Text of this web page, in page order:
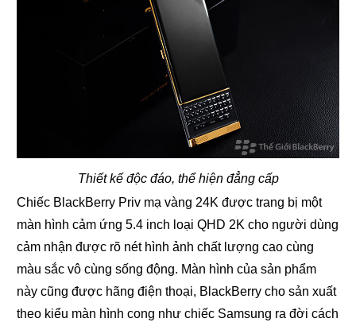
Thiết kế độc đáo, thể hiện đẳng cấp
Chiếc BlackBerry Priv mạ vàng 24K được trang bị một
màn hình cảm ứng 5.4 inch loại QHD 2K cho người dùng
cảm nhận được rõ nét hình ảnh chất lượng cao cùng
màu sắc vô cùng sống động. Màn hình của sản phẩm
này cũng được hãng điện thoại, BlackBerry cho sản xuất
theo kiểu màn hình cong như chiếc Samsung ra đời cách